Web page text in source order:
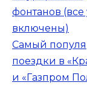
фонтанов
включены)
Самый
поездки в
и «Газпром